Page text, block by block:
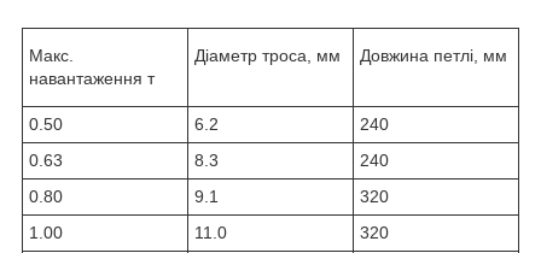
Макс.
навантаження т
Діаметр троса, мм Довжина петлі, мм
0.50 6.2
240
0.63
8.3
240
0.80
9.1
320
1.00
11.0
320